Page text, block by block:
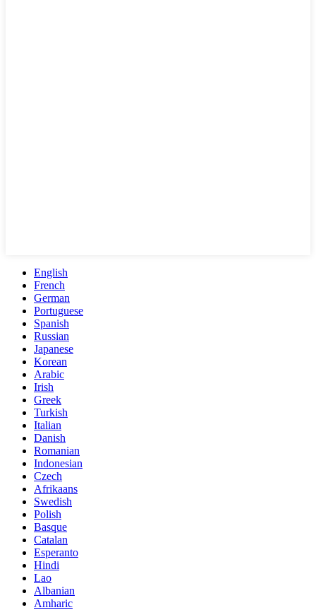
English
French
German
Portuguese
Spanish
Russian
Japanese
Korean
Arabic
Irish
Greek
Turkish
Italian
Danish
Romanian
Indonesian
Czech
Afrikaans
Swedish
Polish
Basque
Catalan
Esperanto
Hindi
Lao
Albanian
Amharic